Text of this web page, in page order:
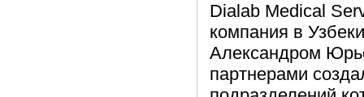
Dialab Medical
компания в
Александром
партнерами